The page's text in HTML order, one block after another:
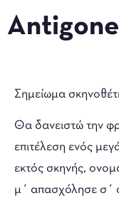
Σημείωμα
Θα δανειστώ την
επιτέλεση ενός
εκτός σκηνής,
μ΄ απασχόλησε σ΄